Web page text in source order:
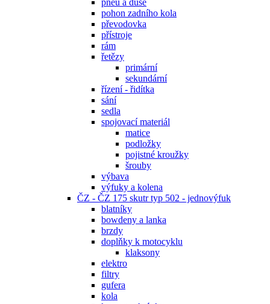
pohon zadního kola
převodovka
přístroje
rám
řetězy
primární
sekundární
řízení - řidítka
sání
sedla
spojovací materiál
matice
podložky
pojistné kroužky
šrouby
výbava
výfuky a kolena
ČZ - ČZ 175 skutr typ 502 - jednovýfuk
blatníky
bowdeny a lanka
brzdy
doplňky k motocyklu
klaksony
elektro
filtry
gufera
kola